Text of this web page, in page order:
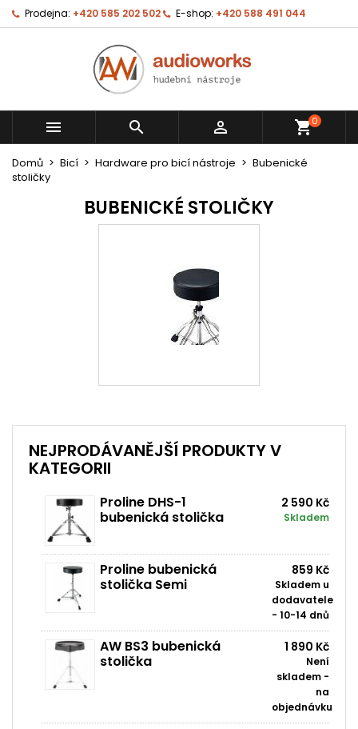
Prodejna: +420 585 202 502 E-shop: +420 588 491 044
   shopping_cart0
Domů Bicí Hardware pro bicí nástroje
Bubenické
stoličky
BUBENICKÉ STOLIČKY
NEJPRODÁVANĚJŠÍ PRODUKTY V
KATEGORII
Proline DHS-1
bubenická stolička
2 590 Kč
Skladem
Proline bubenická
stolička Semi
859 Kč
Skladem u
dodavatele
- 10-14 dnů
AW BS3 bubenická
stolička
1 890 Kč
Není
skladem -
na
objednávku